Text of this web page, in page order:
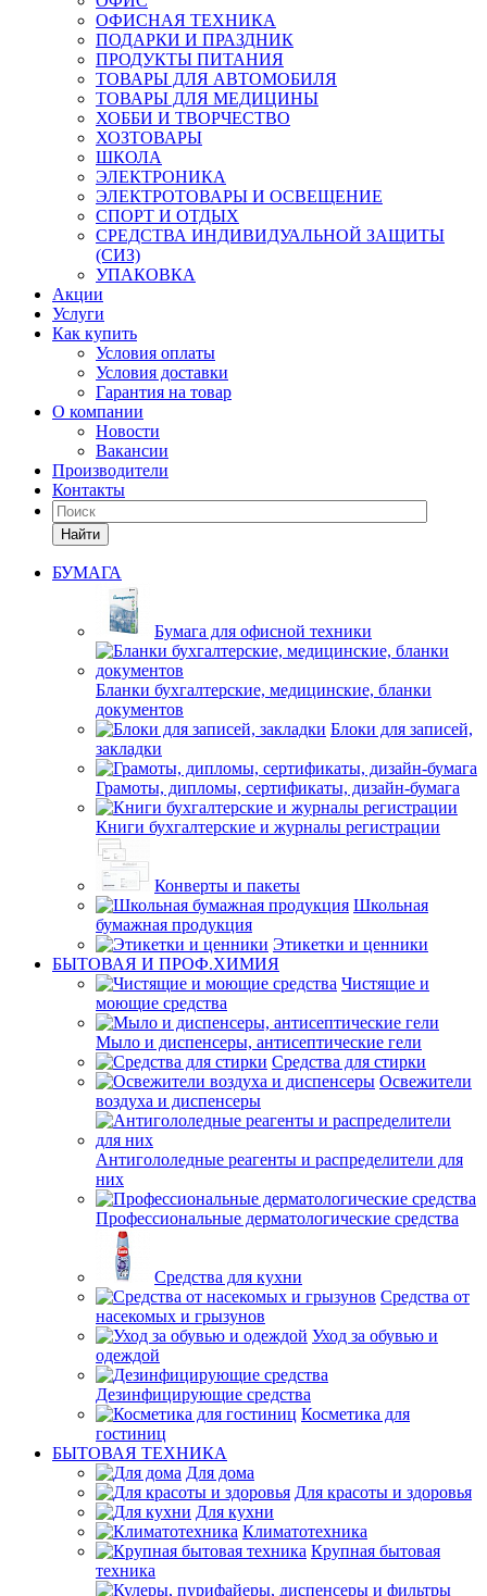
ОФИСНАЯ ТЕХНИКА
ПОДАРКИ И ПРАЗДНИК
ПРОДУКТЫ ПИТАНИЯ
ТОВАРЫ ДЛЯ АВТОМОБИЛЯ
ТОВАРЫ ДЛЯ МЕДИЦИНЫ
ХОББИ И ТВОРЧЕСТВО
ХОЗТОВАРЫ
ШКОЛА
ЭЛЕКТРОНИКА
ЭЛЕКТРОТОВАРЫ И ОСВЕЩЕНИЕ
СПОРТ И ОТДЫХ
СРЕДСТВА ИНДИВИДУАЛЬНОЙ ЗАЩИТЫ
(СИЗ)
УПАКОВКА
Акции
Услуги
Как купить
Условия оплаты
Условия доставки
Гарантия на товар
О компании
Новости
Вакансии
Производители
Контакты
Найти
БУМАГА
Бумага для офисной техники
Бланки бухгалтерские, медицинские, бланки
документов
Блоки для записей,
закладки
Грамоты, дипломы, сертификаты, дизайн-бумага
Книги бухгалтерские и журналы регистрации
Конверты и пакеты
Школьная
бумажная продукция
Этикетки и ценники
БЫТОВАЯ И ПРОФ.ХИМИЯ
Чистящие и
моющие средства
Мыло и диспенсеры, антисептические гели
Средства для стирки
Освежители
воздуха и диспенсеры
Антигололедные реагенты и распределители для
них
Профессиональные дерматологические средства
Средства для кухни
Средства от
насекомых и грызунов
Уход за обувью и
одеждой
Дезинфицирующие средства
Косметика для
гостиниц
БЫТОВАЯ ТЕХНИКА
Для дома
Для красоты и здоровья
Для кухни
Климатотехника
Крупная бытовая
техника